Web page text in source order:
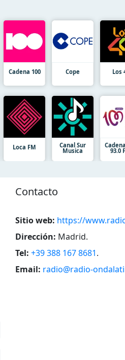
Cadena 100 Cope Los
Loca FM Canal Sur
Musica 93.0
Contacto
Sitio web: https://
Dirección: Madrid.
Tel: +39 388 167 8681.
Email: radio@radio-